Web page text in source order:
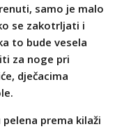
samo je malo
se zakotrljati i
to bude vesela
za noge pri
dječacima
prema kilaži